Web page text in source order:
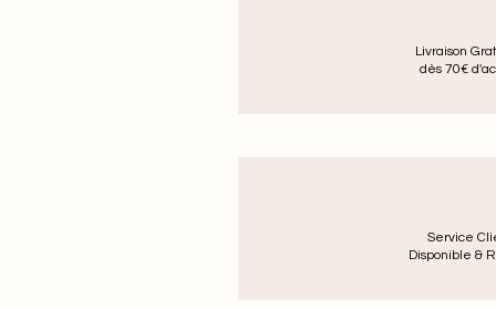
Livraison
dès 70€
Service
Disponible &